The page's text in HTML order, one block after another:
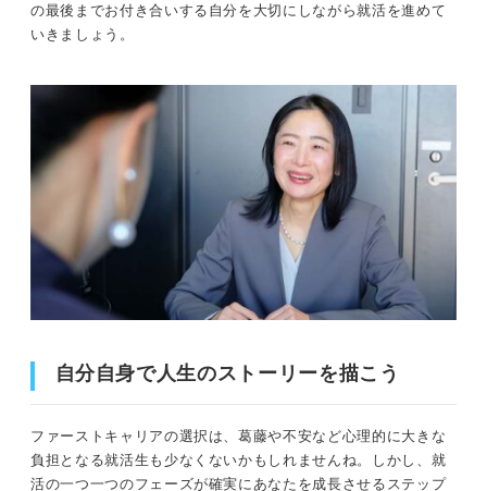
の最後までお付き合いする自分を大切にしながら就活を進めて
いきましょう。
自分自身で人生のストーリーを描こう
ファーストキャリアの選択は、葛藤や不安など心理的に大きな
負担となる就活生も少なくないかもしれませんね。しかし、就
活の一つ一つのフェーズが確実にあなたを成長させるステップ